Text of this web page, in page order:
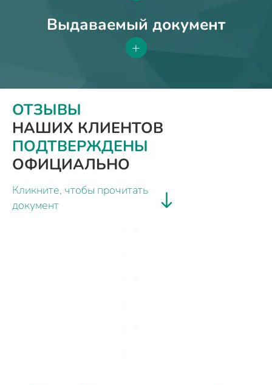
Выдаваемый документ
+
ОТЗЫВЫ
НАШИХ КЛИЕНТОВ
ПОДТВЕРЖДЕНЫ
ОФИЦИАЛЬНО
Кликните, чтобы прочитать
документ